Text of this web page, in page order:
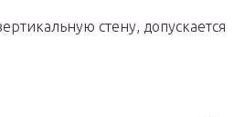
стену, допускается